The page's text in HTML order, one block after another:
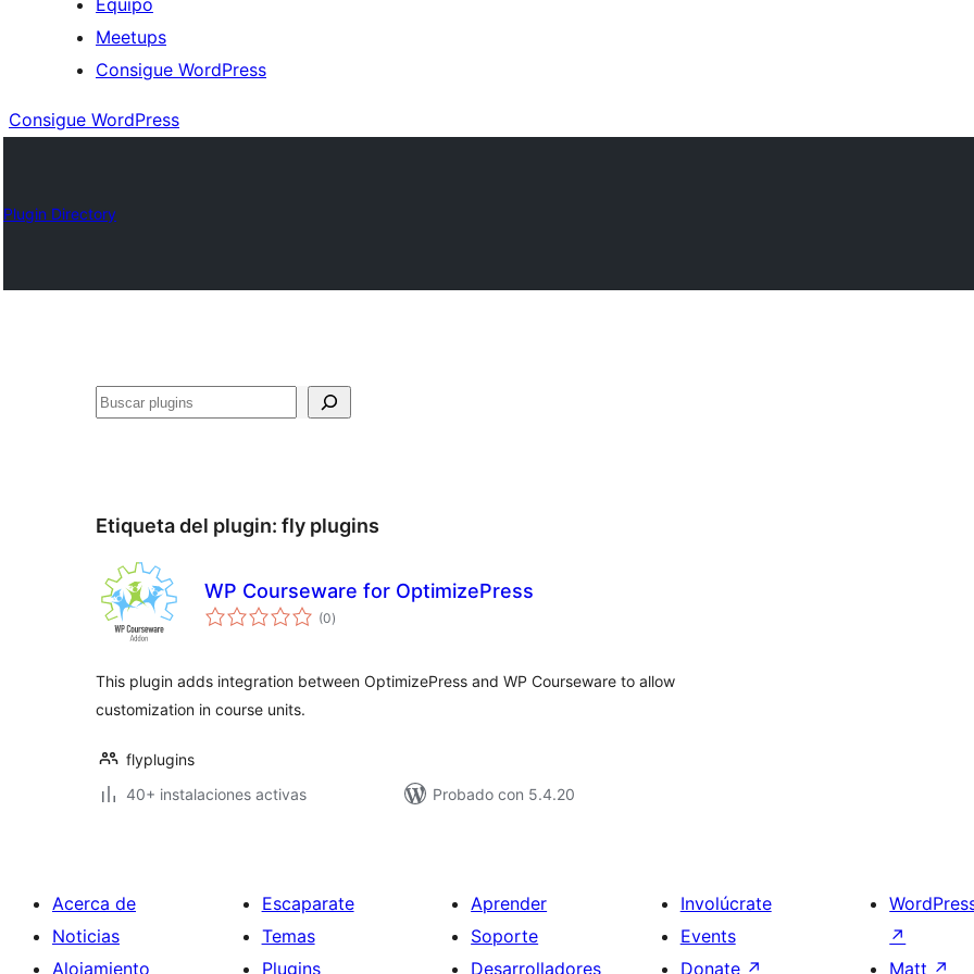
Equipo
Meetups
Consigue WordPress
Consigue WordPress
Plugin Directory
Buscar
Etiqueta del plugin: fly plugins
WP Courseware for OptimizePress
(0total
de
)
This plugin adds integration between OptimizePress and WP Courseware to allow
customization in course units.
flyplugins
40+ instalaciones activas
Probado con 5.4.20
Acerca de
Noticias
Alojamiento
Escaparate
Temas
Plugins
Aprender
Soporte
Desarrolladores
Involúcrate
Events
Donate ↗
↗
Matt ↗